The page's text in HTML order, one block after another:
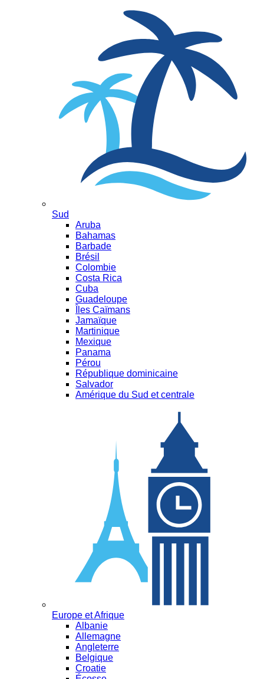
Sud
Aruba
Bahamas
Barbade
Brésil
Colombie
Costa Rica
Cuba
Guadeloupe
Îles Caïmans
Jamaïque
Martinique
Mexique
Panama
Pérou
République dominicaine
Salvador
Amérique du Sud et centrale
Europe et Afrique
Albanie
Allemagne
Angleterre
Belgique
Croatie